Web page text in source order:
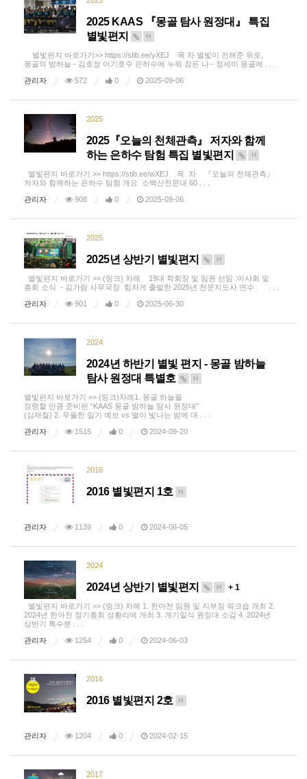
2025 KAAS 『몽골 탐사 원정대』 특집
별빛편지
H
별빛편지 바로가기>> https://stib.ee/yXEJ 목 차 별빛이 전해준 위로,
몽골의 밤하늘 - 김호정 어기호수 은하수에 누워 잠든 나 - 정세미 몽골에 . . .
관리자
572 0 2025-09-06
2025
2025『오늘의 천체관측』 저자와 함께
하는 은하수 탐험 특집 별빛편지
H
별빛편지 바로가기 >> https://stib.ee/wXEJ 목 차 『오늘의 천체관측』
저자와 함께하는 은하수 탐험 개요 소백산천문대 60 . . .
관리자
908 0 2025-09-06
2025
2025년 상반기 별빛편지 H
별빛편지 바로가기 >> (링크) 차례 19대 학회장 및 임원 선임 :이사회 및
총회 소식 - 김가람 사무국장 힘차게 출발한 2025년 천문지도사 연수 . . .
관리자
901 0 2025-06-30
2024
2024년 하반기 별빛 편지 - 몽골 밤하늘
탐사 원정대 특별호
H
별빛편지 바로가기 >> (링크)차례1. 몽골 하늘을
점령할 만큼 준비된 “KAAS 몽골 밤하늘 탐사 원정대”
(심재철) 2. 우울한 일기 예보 vs 별이 빛나는 밤에 대 . . .
관리자
1515 0 2024-09-20
2016
2016 별빛편지 1호 H
관리자 1139 0 2024-06-05
2024
2024년 상반기 별빛편지 H + 1
별빛편지 바로가기 >> (링크) 차례 1. 한아천 임원 및 지부장 워크숍 개최 2.
2024년 한아천 정기총회 성황리에 개최 3. 개기일식 원정대 소감 4. 2024년
상반기 특수분 . . .
관리자
1254 0 2024-06-03
2016
2016 별빛편지 2호 H
관리자 1204 0 2024-02-15
2017